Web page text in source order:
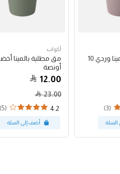
مق مطلية بالمينا وردي 10
(3)
أكواب
أونصة
12.00
23.00
4.2
(5)